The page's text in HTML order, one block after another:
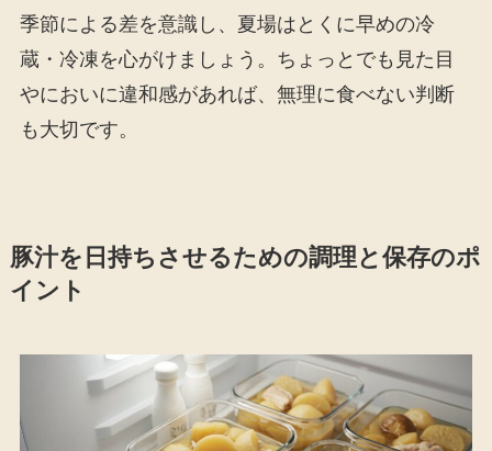
季節による差を意識し、夏場はとくに早めの冷
蔵・冷凍を心がけましょう。ちょっとでも見た目
やにおいに違和感があれば、無理に食べない判断
も大切です。
豚汁を日持ちさせるための調理と保存のポ
イント